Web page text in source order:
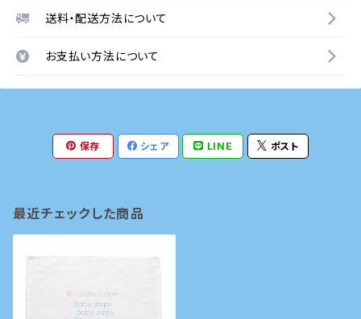
送料・配送方法について
お支払い方法について
保存 シェア LINE ポスト
最近チェックした商品